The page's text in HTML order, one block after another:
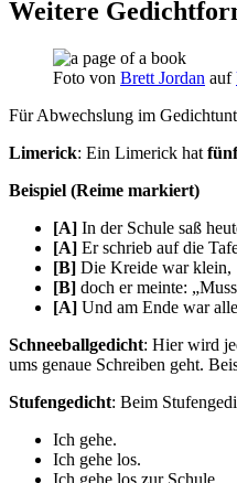
Weitere
Foto von Brett Jordan auf
Für Abwechslung im
Limerick: Ein Limerick hat
Beispiel (Reime markiert)
[A] In der Schule saß
[A] Er schrieb auf die
[B] Die Kreide war klein,
[B] doch er meinte:
[A] Und am Ende war
Schneeballgedicht: Hier wird
ums genaue Schreiben geht.
Stufengedicht: Beim
Ich gehe.
Ich gehe los.
Ich gehe los zur Schule.